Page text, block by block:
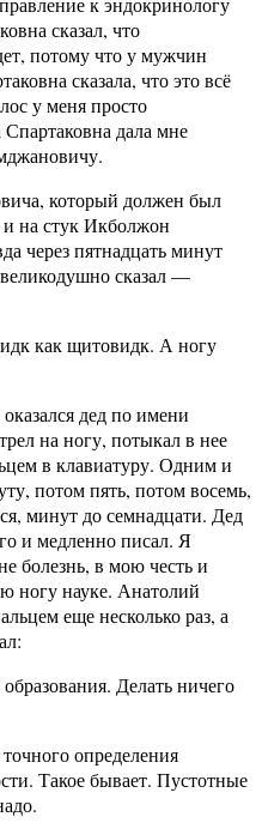
сказал, что
потому что у мужчин
сказала, что это всё
у меня просто
дала мне
который должен был
на стук Икболжон
через пятнадцать минут
сказал —
как щитовидк. А ногу
дед по имени
на ногу, потыкал в нее
в клавиатуру. Одним и
потом пять, потом восемь,
минут до семнадцати. Дед
и медленно писал. Я
болезнь, в мою честь и
ногу науке. Анатолий
еще несколько раз, а
Делать ничего
определения
Такое бывает. Пустотные